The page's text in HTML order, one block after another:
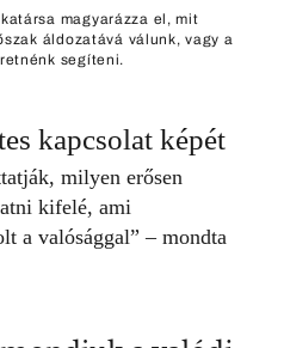
magyarázza el, mit
áldozatává válunk, vagy a
segíteni.
kapcsolat képét
milyen erősen
kifelé, ami
a valósággal” – mondta